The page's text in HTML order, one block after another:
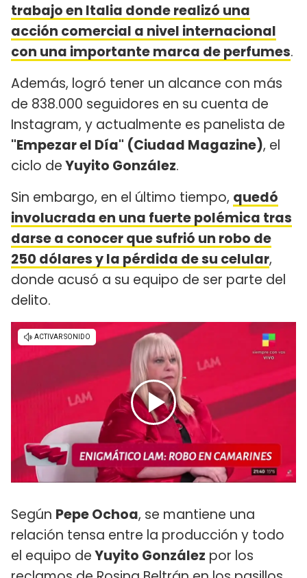
trabajo en Italia donde realizó una
acción comercial a nivel internacional
con una importante marca de perfumes.
Además, logró tener un alcance con más
de 838.000 seguidores en su cuenta de
Instagram, y actualmente es panelista de
"Empezar el Día" (Ciudad Magazine), el
ciclo deYuyito González.
Sin embargo, en el último tiempo, quedó
involucrada en una fuerte polémica tras
darse a conocer que sufrió un robo de
250 dólares y la pérdida de su celular,
donde acusó a su equipo de ser parte del
delito.
Según Pepe Ochoa, se mantiene una
relación tensa entre la producción y todo
el equipo deYuyito González por los